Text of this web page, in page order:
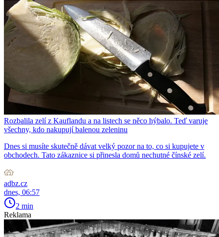
Rozbalila zelí z Kauflandu a na listech se něco hýbalo. Teď varuje
všechny, kdo nakupují balenou zeleninu
Dnes si musíte skutečně dávat velký pozor na to, co si kupujete v
obchodech. Tato zákaznice si přinesla domů nechutné čínské zelí.
adbz.cz
dnes, 06:57
2 min
Reklama